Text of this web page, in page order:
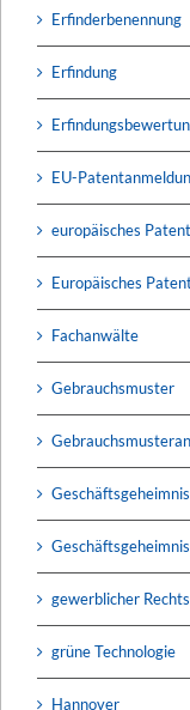
Erfinderbenennung
Erfindung
EU-
europäisches Patent
Europäisches
Fachanwälte
Gebrauchsmuster
gewerblicher
grüne Technologie
Hannover